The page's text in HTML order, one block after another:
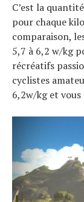
C’est la
pour chaque
comparaison,
5,7 à 6,2 w/kg
récréatifs
cyclistes
6,2w/kg et